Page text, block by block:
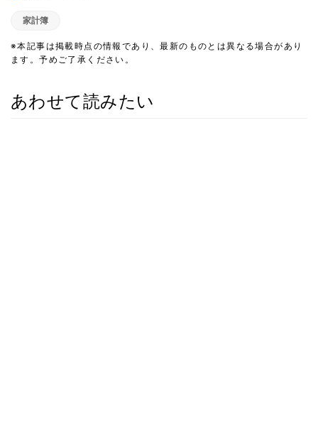
家計簿
※本記事は掲載時点の情報であり、最新のものとは異なる場合があり
ます。予めご了承ください。
あわせて読みたい